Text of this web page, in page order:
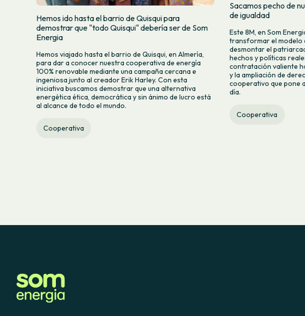
Hemos ido hasta el barrio de Quisqui para
demostrar que "todo Quisqui" debería ser de Som
Energia
Hemos viajado hasta el barrio de Quisqui, en Almería,
para dar a conocer nuestra cooperativa de energía
100% renovable mediante una campaña cercana e
ingeniosa junto al creador Erik Harley. Con esta
iniciativa buscamos demostrar que una alternativa
energética ética, democrática y sin ánimo de lucro está
al alcance de todo el mundo.
Cooperativa
Sacamos pecho de
de igualdad
Este 8M, en Som
transformar el modelo
desmontar el
hechos y políticas
contratación valiente
y la ampliación de
cooperativo que pone
día.
Cooperativa